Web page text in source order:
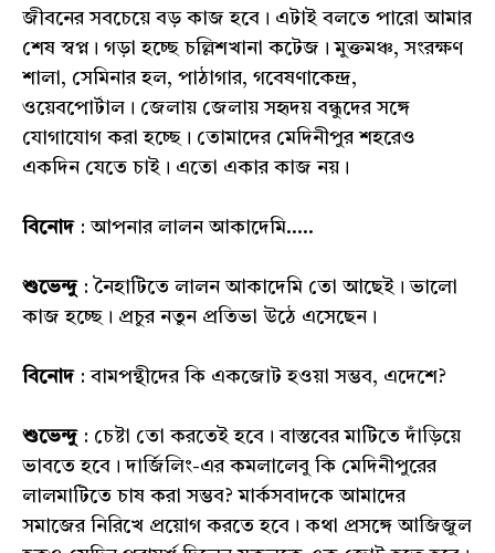
জীবনের সবচেয়ে বড় কাজ হবে। এটাই বলতে পারো আমার
শেষ স্বপ্ন। গড়া হচ্ছে চল্লিশখানা কটেজ। মুক্তমঞ্চ, সংরক্ষণ
শালা, সেমিনার হল, পাঠাগার, গবেষণাকেন্দ্র,
ওয়েবপোর্টাল। জেলায় জেলায় সহৃদয় বন্ধুদের সঙ্গে
যোগাযোগ করা হচ্ছে। তোমাদের মেদিনীপুর শহরেও
একদিন যেতে চাই। এতো একার কাজ নয়।
বিনোদ: আপনার লালন আকাদেমি.....
শুভেন্দু: নৈহাটিতে লালন আকাদেমি তো আছেই। ভালো
কাজ হচ্ছে। প্রচুর নতুন প্রতিভা উঠে এসেছেন।
বিনোদ: বামপন্থীদের কি একজোট হওয়া সম্ভব, এদেশে?
শুভেন্দু: চেষ্টা তো করতেই হবে। বাস্তবের মাটিতে দাঁড়িয়ে
ভাবতে হবে। দার্জিলিং-এর কমলালেবু কি মেদিনীপুরের
লালমাটিতে চাষ করা সম্ভব? মার্কসবাদকে আমাদের
সমাজের নিরিখে প্রয়োগ করতে হবে। কথা প্রসঙ্গে আজিজুল